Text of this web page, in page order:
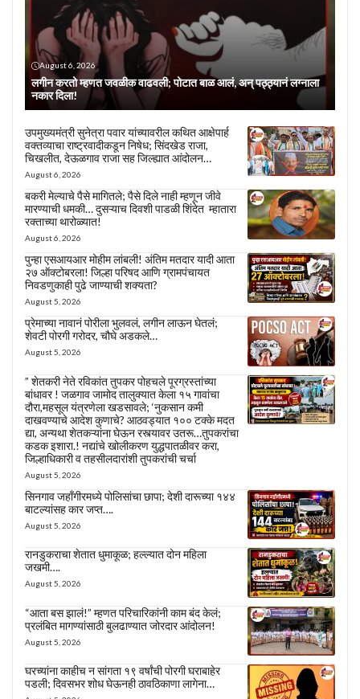
August 6, 2026
लगीन करतो म्हणत जवळीक वाढवली; पोटात बाळ आलं, अन् पठ्ठ्यानं लग्नाला
नकार दिला!
उपमुख्यमंत्री सुनेत्रा पवार यांच्यावरील कथित आक्षेपार्ह
वक्तव्याचा राष्ट्रवादीकडून निषेध; सिंदखेड राजा,
चिखलीत, देऊळगाव राजा सह जिल्ह्यात आंदोलन…
August 6, 2026
बकरी मेल्याचे पैसे मागितले; पैसे दिले नाही म्हणून जीवे
मारण्याची धमकी… दुसऱ्याच दिवशी पाडळी शिंदेत म्हातारा
रक्ताच्या थारोळ्यात!
August 6, 2026
पुन्हा एसआयआर मोहीम लांबली! अंतिम मतदार यादी आता
२७ ऑक्टोबरला! जिल्हा परिषद आणि ग्रामपंचायत
निवडणुकाही पुढे जाण्याची शक्यता?
August 5, 2026
प्रेमाच्या नावानं पोरीला भुलवलं, लगीन लाऊन घेतलं;
शेवटी पोरगी गरोदर, चौघे अडकले…
August 5, 2026
” शेतकरी नेते रविकांत तुपकर पोहचले पूरग्रस्तांच्या
बांधावर ! जळगाव जामोद तालुक्यात केला १५ गावांचा
दौरा,महसूल यंत्रणेला खडसावले; ‘नुकसान कमी
दाखवण्याचे आदेश कुणाचे? आठवड्यात १०० टक्के मदत
द्या, अन्यथा शेतकऱ्यांना घेऊन रस्त्यावर उतरू…तुपकरांचा
कडक इशारा.! नद्यांचे खोलीकरण युद्धपातळीवर करा,
जिल्हाधिकारी व तहसीलदारांशी तुपकरांची चर्चा
August 5, 2026
सिनगाव जहाँगीरमध्ये पोलिसांचा छापा; देशी दारूच्या १४४
बाटल्यांसह कार जप्त….
August 5, 2026
रानडुकराचा शेतात धुमाकूळ; हल्ल्यात दोन महिला
जखमी….
August 5, 2026
“आता बस झालं!” म्हणत परिचारिकांनी काम बंद केलं;
प्रलंबित मागण्यांसाठी बुलढाण्यात जोरदार आंदोलन!
August 5, 2026
घरच्यांना काहीच न सांगता १९ वर्षांची पोरगी घराबाहेर
पडली; दिवसभर शोध घेऊनही ठावठिकाणा लागेना…